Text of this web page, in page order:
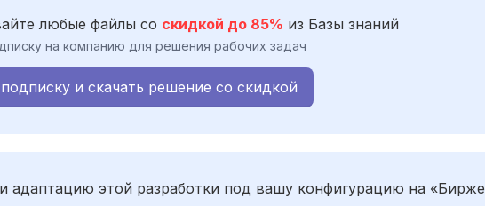
любые файлы со скидкой до 85% из Базы знаний
на компанию для решения рабочих задач
и скачать решение со скидкой
адаптацию этой разработки под вашу конфигурацию на «Бирже